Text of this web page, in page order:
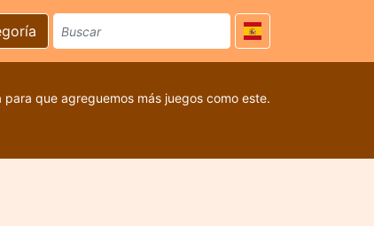
que agreguemos más juegos como este.